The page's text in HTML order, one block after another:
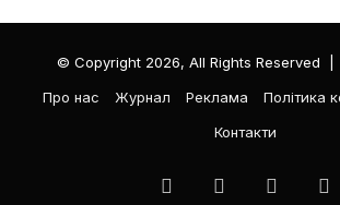
c
e
n
k
e
T
л
е
р
© Copyright 2026, All Rights Reserved |
Про нас
Журнал Реклама
Політика
Контакти
FacebookLinkedIn